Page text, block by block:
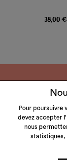
38,00 €
LITTLE &
SERVICE
Pour poursuivre
devez accepter
nous
statistiques,